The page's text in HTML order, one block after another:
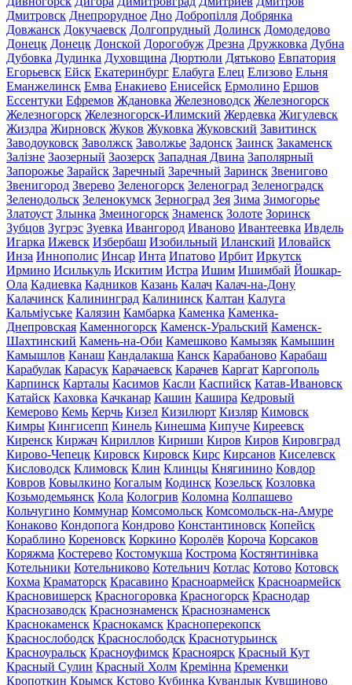
Дмитровск Днепрорудное Дно Добропілля Добрянка
Довжанск Докучаевск Долгопрудный Долинск Домодедово
Донецк Донецк Донской Дорогобуж Дрезна Дружковка Дубна
Дубовка Дудинка Духовщина Дюртюли Дятьково Евпатория
Егорьевск Ейск Екатеринбург Елабуга Елец Елизово Ельня
Еманжелинск Емва Енакиево Енисейск Ермолино Ершов
Ессентуки Ефремов Ждановка Железноводск Железногорск
Железногорск Железногорск-Илимский Жердевка Жигулевск
Жиздра Жирновск Жуков Жуковка Жуковский Завитинск
Заводоуковск Заволжск Заволжье Задонск Заинск Закаменск
Залізне Заозерный Заозерск Западная Двина Заполярный
Запорожье Зарайск Заречный Заречный Заринск Звенигово
Звенигород Зверево Зеленогорск Зеленоград Зеленоградск
Зеленодольск Зеленокумск Зерноград Зея Зима Зимогорье
Златоуст Злынка Змеиногорск Знаменск Золоте Зоринск
Зубцов Зугрэс Зуевка Ивангород Иваново Ивантеевка Ивдель
Игарка Ижевск Избербаш Изобильный Иланский Иловайск
Инза Иннополис Инсар Инта Ипатово Ирбит Иркутск
Ирмино Исилькуль Искитим Истра Ишим Ишимбай Йошкар-
Ола Кадиевка Кадников Казань Калач Калач-на-Дону
Калачинск Калининград Калининск Калтан Калуга
Кальміуське Калязин Камбарка Каменка Каменка-
Днепровская Каменногорск Каменск-Уральский Каменск-
Шахтинский Камень-на-Оби Камешково Камызяк Камышин
Камышлов Канаш Кандалакша Канск Карабаново Карабаш
Карабулак Карасук Карачаевск Карачев Каргат Каргополь
Карпинск Карталы Касимов Касли Каспийск Катав-Ивановск
Катайск Каховка Качканар Кашин Кашира Кедровый
Кемерово Кемь Керчь Кизел Кизилюрт Кизляр Кимовск
Кимры Кингисепп Кинель Кинешма Кипуче Киреевск
Киренск Киржач Кириллов Кириши Киров Киров Кировград
Кирово-Чепецк Кировск Кировск Кирс Кирсанов Киселевск
Кисловодск Климовск Клин Клинцы Княгинино Ковдор
Ковров Ковылкино Когалым Кодинск Козельск Козловка
Козьмодемьянск Кола Кологрив Коломна Колпашево
Кольчугино Коммунар Комсомольск Комсомольск-на-Амуре
Конаково Кондопога Кондрово Константиновск Копейск
Кораблино Кореновск Коркино Королёв Короча Корсаков
Коряжма Костерево Костомукша Кострома Костянтинівка
Котельники Котельниково Котельнич Котлас Котово Котовск
Кохма Краматорск Красавино Красноармейск Красноармейск
Красновишерск Красногоровка Красногорск Краснодар
Краснозаводск Краснознаменск Краснознаменск
Краснокаменск Краснокамск Красноперекопск
Краснослободск Краснослободск Краснотурьинск
Красноуральск Красноуфимск Красноярск Красный Кут
Красный Сулин Красный Холм Кремінна Кременки
Кропоткин Крымск Кстово Кубинка Кувандык Кувшиново